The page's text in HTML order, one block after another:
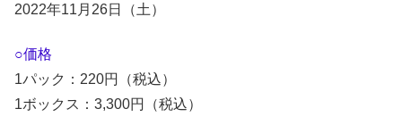
2022年11月26日（土）
○価格
1パック：220円（税込）
1ボックス：3,300円（税込）